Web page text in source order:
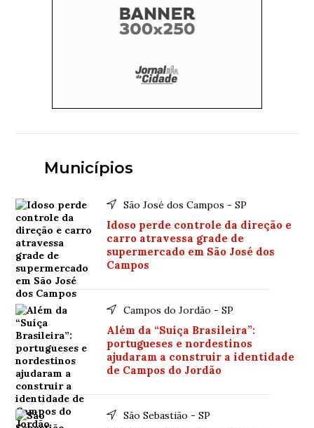
Municípios
São José dos Campos - SP
Idoso perde controle da direção e
carro atravessa grade de
supermercado em São José dos
Campos
Campos do Jordão - SP
Além da “Suíça Brasileira”:
portugueses e nordestinos
ajudaram a construir a identidade
de Campos do Jordão
São Sebastião - SP